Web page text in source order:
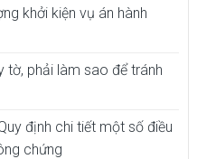
khởi kiện vụ án hành
tờ, phải làm sao để tránh
định chi tiết một số điều
chứng